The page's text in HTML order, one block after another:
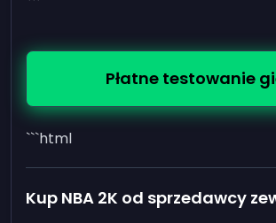
Płatne testowanie
```html
Kup NBA 2K od sprzedawcy